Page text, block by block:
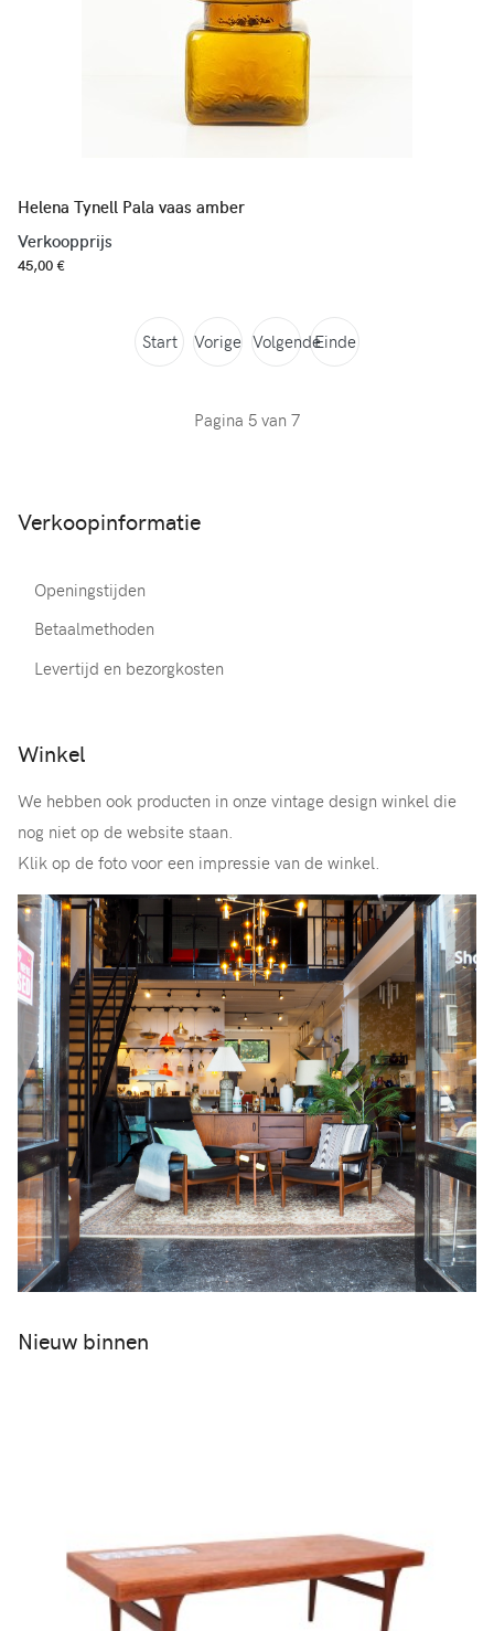
Helena Tynell Pala vaas amber
Verkoopprijs
45,00 €
Start Vorige VolgendeEinde
Pagina 5 van 7
Verkoopinformatie
Openingstijden
Betaalmethoden
Levertijd en bezorgkosten
Winkel
We hebben ook producten in onze vintage design winkel die
nog niet op de website staan.
Klik op de foto voor een impressie van de winkel.
Nieuw binnen